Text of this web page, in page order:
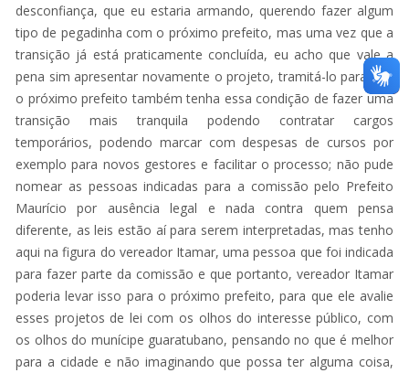
desconfiança, que eu estaria armando, querendo fazer algum
tipo de pegadinha com o próximo prefeito, mas uma vez que a
transição já está praticamente concluída, eu acho que vale a
pena sim apresentar novamente o projeto, tramitá-lo para que
o próximo prefeito também tenha essa condição de fazer uma
transição mais tranquila podendo contratar cargos
temporários, podendo marcar com despesas de cursos por
exemplo para novos gestores e facilitar o processo; não pude
nomear as pessoas indicadas para a comissão pelo Prefeito
Maurício por ausência legal e nada contra quem pensa
diferente, as leis estão aí para serem interpretadas, mas tenho
aqui na figura do vereador Itamar, uma pessoa que foi indicada
para fazer parte da comissão e que portanto, vereador Itamar
poderia levar isso para o próximo prefeito, para que ele avalie
esses projetos de lei com os olhos do interesse público, com
os olhos do munícipe guaratubano, pensando no que é melhor
para a cidade e não imaginando que possa ter alguma coisa,